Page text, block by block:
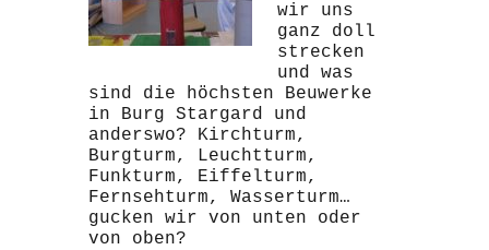
wir uns
ganz doll
strecken
und was
sind die höchsten Beuwerke
in Burg Stargard und
anderswo? Kirchturm,
Burgturm, Leuchtturm,
Funkturm, Eiffelturm,
Fernsehturm, Wasserturm…
gucken wir von unten oder
von oben?